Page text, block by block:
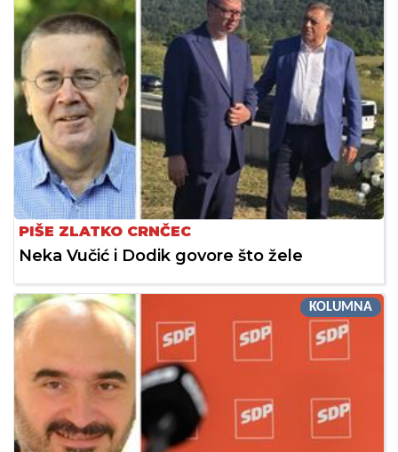
PIŠE ZLATKO CRNČEC
Neka Vučić i Dodik govore što žele
KOLUMNA